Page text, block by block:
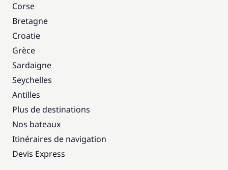
Corse
Bretagne
Croatie
Grèce
Sardaigne
Seychelles
Antilles
Plus de destinations
Nos bateaux
Itinéraires de navigation
Devis Express